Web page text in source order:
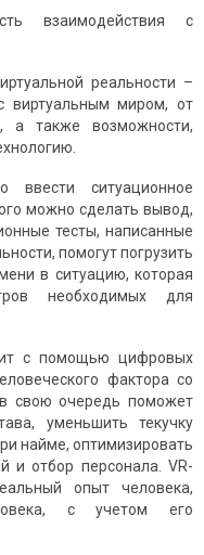
взаимодействия с
реальности –
виртуальным миром, от
а также возможности,
ввести ситуационное
можно сделать вывод,
тесты, написанные
помогут погрузить
в ситуацию, которая
необходимых для
с помощью цифровых
фактора со
свою очередь поможет
уменьшить текучку
найме, оптимизировать
и отбор персонала. VR-
опыт человека,
с учетом его